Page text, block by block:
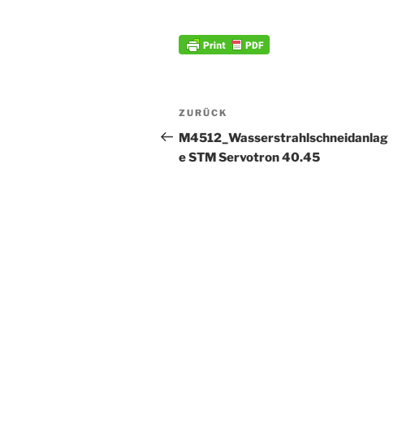
Beitrags-
Navigation
Vorheriger
Beitrag
ZURÜCK
M4512_Wasserstrahlschneidanlag
e STM Servotron 40.45